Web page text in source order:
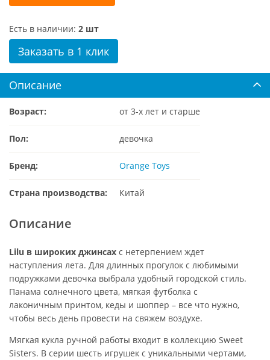
Есть в наличии: 2 шт
Заказать в 1 клик
Описание
Возраст: от 3-х лет и старше
Пол: девочка
Бренд: Orange Toys
Страна производства: Китай
Описание
Lilu в широких джинсах с нетерпением ждет
наступления лета. Для длинных прогулок с любимыми
подружками девочка выбрала удобный городской стиль.
Панама солнечного цвета, мягкая футболка с
лаконичным принтом, кеды и шоппер – все что нужно,
чтобы весь день провести на свяжем воздухе.
Мягкая кукла ручной работы входит в коллекцию Sweet
Sisters. В серии шесть игрушек с уникальными чертами,